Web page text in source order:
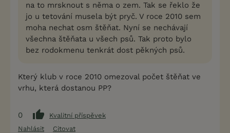
na to mrsknout s něma o zem. Tak se řeklo že
jo u tetování musela být pryč. V roce 2010 sem
moha nechat osm štěňat. Nyní se nechávají
všechna štěňata u všech psů. Tak proto bylo
bez rodokmenu tenkrát dost pěkných psů.
Který klub v roce 2010 omezoval počet štěňat ve
vrhu, která dostanou PP?
0
Kvalitní příspěvek
Nahlásit
Citovat